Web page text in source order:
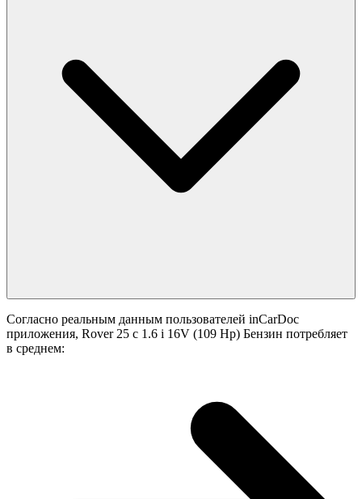
Согласно реальным данным пользователей inCarDoc
приложения, Rover 25 с 1.6 i 16V (109 Hp) Бензин потребляет
в среднем: